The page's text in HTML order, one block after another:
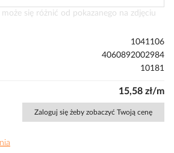
się różnić od pokazanego na zdjęciu
1041106
4060892002984
10181
15,58 zł/m
Zaloguj się żeby zobaczyć Twoją cenę